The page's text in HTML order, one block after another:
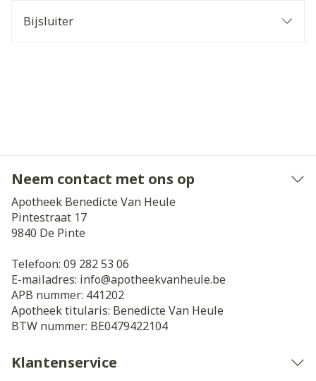
Bijsluiter
Neem contact met ons op
Apotheek Benedicte Van Heule
Pintestraat 17
9840 De Pinte
Telefoon: 09 282 53 06
E-mailadres: info@apotheekvanheule.be
APB nummer: 441202
Apotheek titularis: Benedicte Van Heule
BTW nummer: BE0479422104
Klantenservice